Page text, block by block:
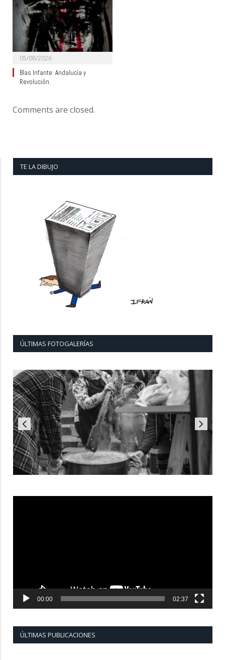
05/08/2026
Blas Infante: Andalucía y
Revolución.
Comments are closed.
TE LA DIBUJO
ÚLTIMAS FOTOGALERÍAS
00:00 02:37
ÚLTIMAS PUBLICACIONES